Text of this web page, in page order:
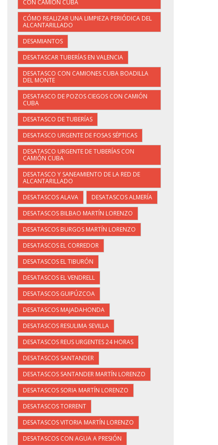
CON CAMIÓN CUBA
CÓMO REALIZAR UNA LIMPIEZA PERIÓDICA DEL
ALCANTARILLADO
DESAMIANTOS
DESATASCAR TUBERÍAS EN VALENCIA
DESATASCO CON CAMIONES CUBA BOADILLA
DEL MONTE
DESATASCO DE POZOS CIEGOS CON CAMIÓN
CUBA
DESATASCO DE TUBERÍAS
DESATASCO URGENTE DE FOSAS SÉPTICAS
DESATASCO URGENTE DE TUBERÍAS CON
CAMIÓN CUBA
DESATASCO Y SANEAMIENTO DE LA RED DE
ALCANTARILLADO
DESATASCOS ALAVA
DESATASCOS ALMERÍA
DESATASCOS BILBAO MARTÍN LORENZO
DESATASCOS BURGOS MARTÍN LORENZO
DESATASCOS EL CORREDOR
DESATASCOS EL TIBURÓN
DESATASCOS EL VENDRELL
DESATASCOS GUIPÚZCOA
DESATASCOS MAJADAHONDA
DESATASCOS RESULIMA SEVILLA
DESATASCOS REUS URGENTES 24 HORAS
DESATASCOS SANTANDER
DESATASCOS SANTANDER MARTÍN LORENZO
DESATASCOS SORIA MARTÍN LORENZO
DESATASCOS TORRENT
DESATASCOS VITORIA MARTÍN LORENZO
DESATASCOS CON AGUA A PRESIÓN